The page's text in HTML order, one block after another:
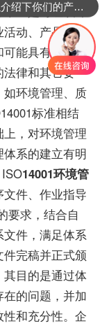
：是对组织环
动、产品、服
能具有重大影
律和其它要
环境管理、质
标准相结
，对环境管理
系的建立有明
14001环境管
件、作业指导
要求，结合自
件，满足体系
完稿并正式颁
目的是通过体
的问题，并加
和充分性。企
是怎么收费的呢？